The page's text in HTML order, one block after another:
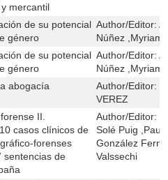
mercantil
de su potencial
género
Author/Editor:
Núñez ,Myriam
de su potencial
género
Author/Editor:
Núñez ,Myriam
abogacía
Author/Editor:
VEREZ
II.
casos clínicos de
forenses
sentencias de
Author/Editor:
Solé Puig ,Pau
González
Valssechi